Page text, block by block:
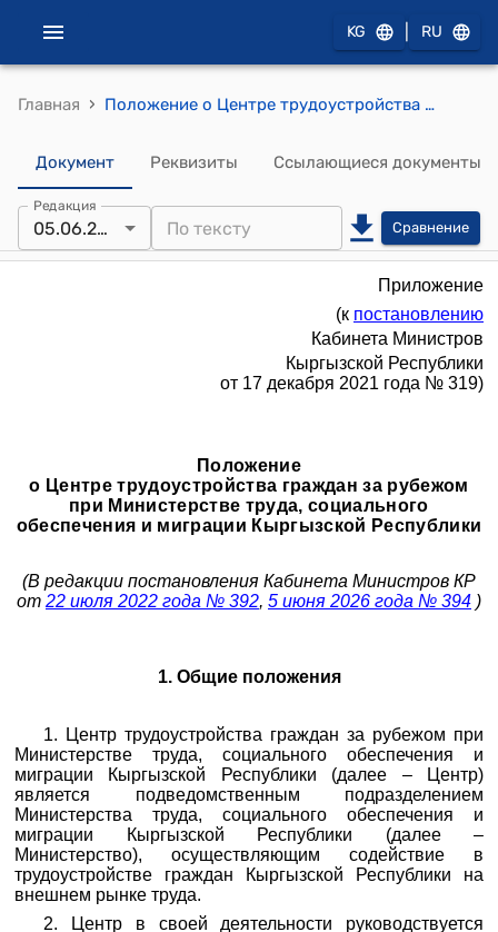
KG RU
Главная › Положение о Центре трудоустройства граждан за рубежом при Министерстве труда, социального обеспечения и миграции Кыргызской Республики (к постановлению Кабинета Министров Кыргызской Республики от 17 декабря 2021 года № 319)
Документ Реквизиты Ссылающиеся документы
Редакция
05.06.2026 Сравнение